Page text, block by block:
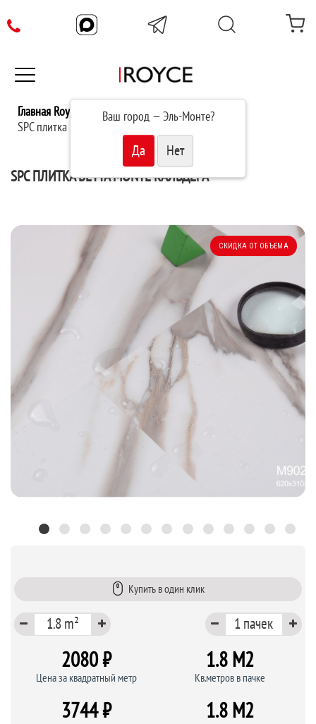
Ваш город —Эль-Монте?
Главная Royce
Каталог
SPC плитка Betta Monte Кальдера M902
SPC ПЛИТКА BETTA MONTE КАЛЬДЕРА
СКИДКА ОТ ОБЪЕМА
Купить в один клик
2080 ₽
Цена за квадратный метр
1.8 M2
Кв.метров в пачке
3744 ₽ 1.8 M2